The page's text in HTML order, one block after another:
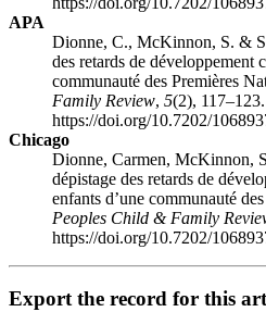
APA
Dionne, C., McKinnon, S. &
des retards de développement
communauté des Premières
Family Review, 5(2), 117–123.
https://doi.org/10.7202/
Chicago
Dionne, Carmen, McKinnon,
dépistage des retards de
enfants d’une communauté
Peoples Child & Family
https://doi.org/10.7202/
Export the record for this